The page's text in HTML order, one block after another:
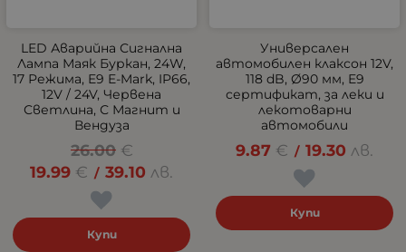
LED Аварийна Сигнална
Лампа Маяк Буркан, 24W,
17 Режима, E9 E-Mark, IP66,
12V / 24V, Червена
Светлина, С Магнит и
Вендуза
26.00 €
19.99 € / 39.10 лв.
Купи
Универсален
автомобилен клаксон 12V,
118 dB, Ø90 мм, E9
сертификат, за леки и
лекотоварни
автомобили
9.87 € / 19.30 лв.
Купи